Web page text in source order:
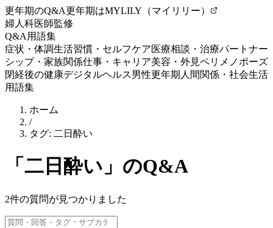
更年期のQ&A更年期はMYLILY（マイリリー）
婦人科医師監修
Q&A 用語集
症状・体調生活習慣・セルフケア医療相談・治療パートナー
シップ・家族関係仕事・キャリア美容・外見ペリメノポーズ
閉経後の健康デジタルヘルス男性更年期 人間関係・社会生活
用語集
ホーム
/
タグ: 二日酔い
「 二日酔い 」のQ&A
2件の質問が見つかりました